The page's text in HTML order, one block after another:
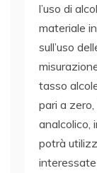
l’uso di
materiale
sull’uso
tasso
pari a
analcolico,
potrà
interessate